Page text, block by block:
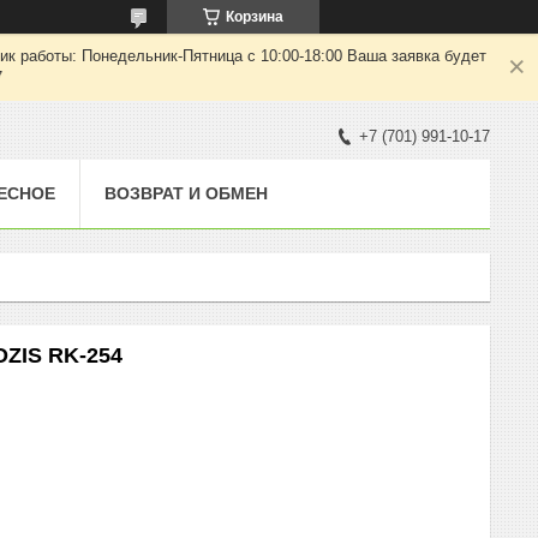
Корзина
работы: Понедельник-Пятница с 10:00-18:00 Ваша заявка будет
+7 (701) 991-10-17
ВОЗВРАТ И ОБМЕН
RK-254